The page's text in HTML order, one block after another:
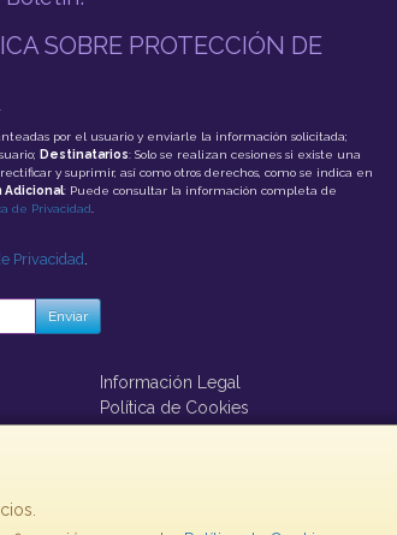
SOBRE PROTECCIÓN DE
por el usuario y enviarle la información solicitada;
Destinatarios: Solo se realizan cesiones si existe una
y suprimir, así como otros derechos, como se indica en
Adicional: Puede consultar la información completa de
de Privacidad.
Privacidad .
Enviar
Información Legal
Política de Cookies